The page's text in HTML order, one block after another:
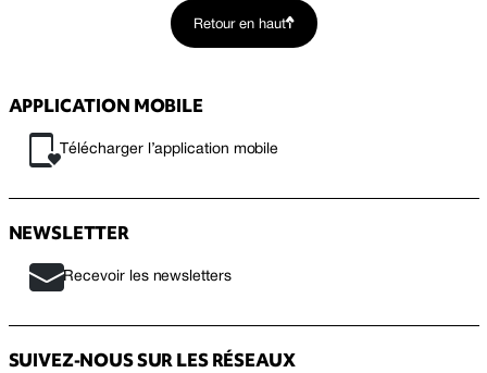
Retour en haut
APPLICATION MOBILE
Télécharger l’application mobile
NEWSLETTER
Recevoir les newsletters
SUIVEZ-NOUS SUR LES RÉSEAUX